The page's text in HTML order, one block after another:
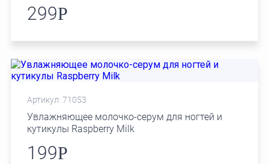
299Р
Артикул: 71053
Увлажняющее молочко-серум для ногтей и
кутикулы Raspberry Milk
199Р